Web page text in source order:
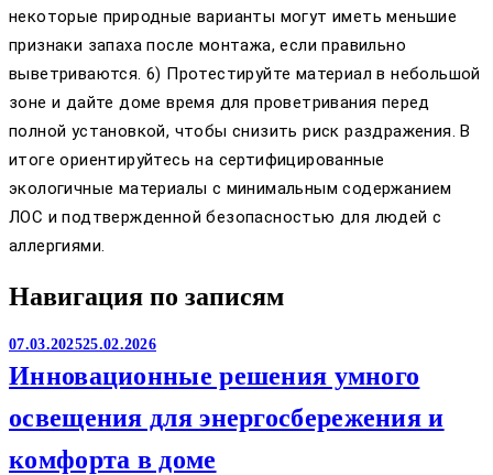
некоторые природные варианты могут иметь меньшие
признаки запаха после монтажа, если правильно
выветриваются. 6) Протестируйте материал в небольшой
зоне и дайте доме время для проветривания перед
полной установкой, чтобы снизить риск раздражения. В
итоге ориентируйтесь на сертифицированные
экологичные материалы с минимальным содержанием
ЛОС и подтвержденной безопасностью для людей с
аллергиями.
Навигация по записям
07.03.202525.02.2026
Инновационные решения умного
освещения для энергосбережения и
комфорта в доме